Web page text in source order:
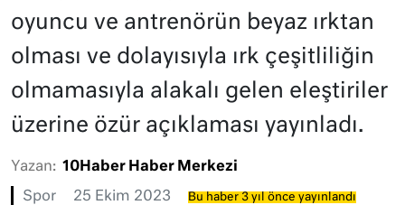
oyuncu ve antrenörün beyaz ırktan
olması ve dolayısıyla ırk çeşitliliğin
olmamasıyla alakalı gelen eleştiriler
üzerine özür açıklaması yayınladı.
Yazan: 10Haber Haber Merkezi
Spor 25 Ekim 2023 Bu haber 3 yıl önce yayınlandı